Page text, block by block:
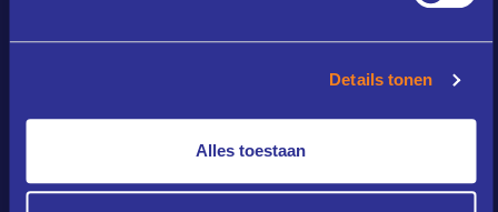
Details tonen
Alles toestaan
onderwijsprofessionals, hun scholen en onderwijsstichtingen.
de professionele praktijk en het toekomstgericht innoveren van
het onderwijs, gericht op de best mogelijke ontwikkeling voor